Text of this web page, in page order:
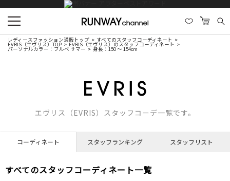
レディースファッション通販トップ すべてのスタッフコーディネート
EVRIS（エヴリス）TOP EVRIS（エヴリス）のスタッフコーディネート
パーソナルカラー：ブルべ サマー 身長：150 ～ 154cm
エヴリス（EVRIS）スタッフコーデ一覧です。
コーディネート スタッフランキング スタッフリスト
すべてのスタッフコーディネート一覧